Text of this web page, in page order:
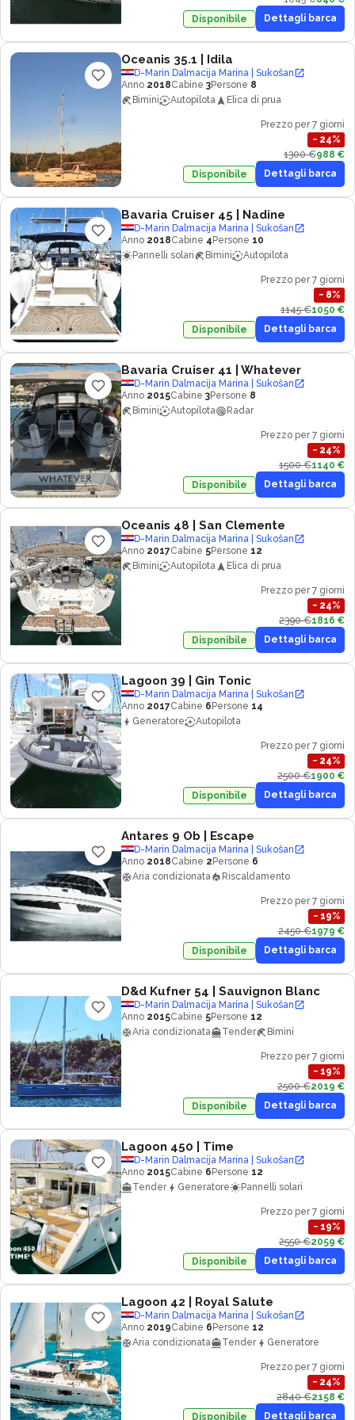
Disponibile
Dettagli barca
Oceanis 35.1 | Idila
D-Marin Dalmacija Marina | Sukošan
Anno 2018Cabine 3Persone 8
Bimini
Autopilota Elica di prua
Prezzo per 7 giorni
− 24%
1300 €988 €
Disponibile
Dettagli barca
Bavaria Cruiser 45 | Nadine
D-Marin Dalmacija Marina | Sukošan
Anno 2018Cabine 4 Persone 10
Pannelli solari
Bimini Autopilota
Prezzo per 7 giorni
− 8%
1145 €1050 €
Disponibile
Dettagli barca
Bavaria Cruiser 41 | Whatever
D-Marin Dalmacija Marina | Sukošan
Anno 2015Cabine 3Persone 8
Bimini
Autopilota Radar
Prezzo per 7 giorni
− 24%
1500 €1140 €
Disponibile
Dettagli barca
Oceanis 48 | San Clemente
D-Marin Dalmacija Marina | Sukošan
Anno 2017Cabine 5Persone 12
Bimini
Autopilota Elica di prua
Prezzo per 7 giorni
− 24%
2390 €1816 €
Disponibile
Dettagli barca
Lagoon 39 | Gin Tonic
D-Marin Dalmacija Marina | Sukošan
Anno 2017Cabine 6 Persone 14
Generatore
Autopilota
Prezzo per 7 giorni
− 24%
2500 €1900 €
Disponibile
Dettagli barca
Antares 9 Ob | Escape
D-Marin Dalmacija Marina | Sukošan
Anno 2018Cabine 2 Persone 6
Aria condizionata
Riscaldamento
Prezzo per 7 giorni
− 19%
2450 €1979 €
Disponibile
Dettagli barca
D&d Kufner 54 | Sauvignon Blanc
D-Marin Dalmacija Marina | Sukošan
Anno 2015Cabine 5Persone 12
Aria condizionata
Tender Bimini
Prezzo per 7 giorni
− 19%
2500 €2019 €
Disponibile
Dettagli barca
Lagoon 450 | Time
D-Marin Dalmacija Marina | Sukošan
Anno 2015Cabine 6 Persone 12
Tender
Generatore Pannelli solari
Prezzo per 7 giorni
− 19%
2550 €2059 €
Disponibile
Dettagli barca
Lagoon 42 | Royal Salute
D-Marin Dalmacija Marina | Sukošan
Anno 2019Cabine 6 Persone 12
Aria condizionata
Tender Generatore
Prezzo per 7 giorni
− 24%
2840 €2158 €
Disponibile
Dettagli barca